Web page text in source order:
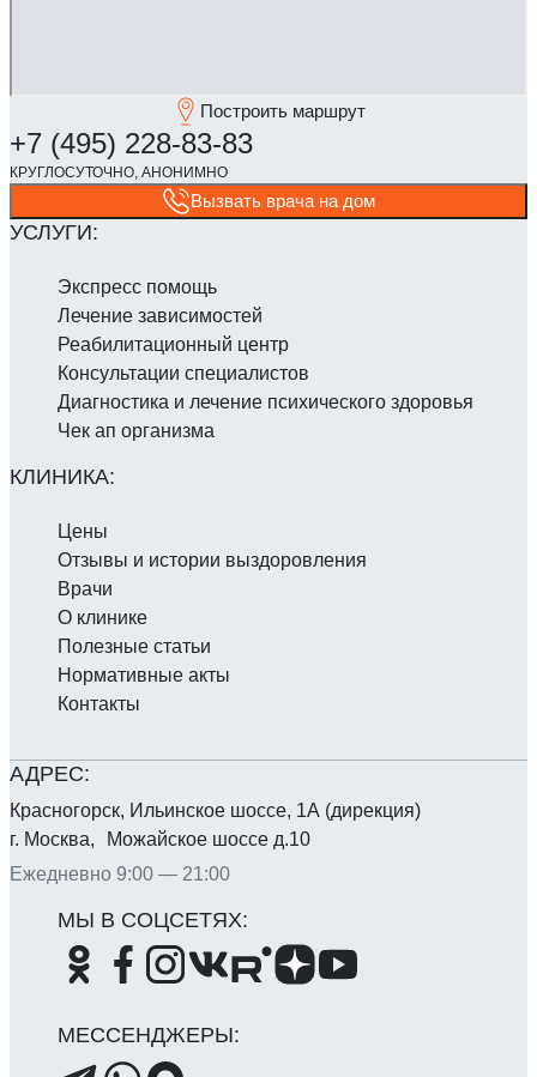
Построить маршрут
Вызвать врача на дом
Красногорск, Ильинское шоссе, 1А (дирекция)
г. Москва, Можайское шоссе д.10
Ежедневно 9:00 — 21:00
Экспресс помощь
Лечение зависимостей
Реабилитаци­онный центр
Консультации специалистов
Диагностика и лечение психического здоровья
Чек ап организма
Цены
Отзывы и истории выздоровления
Врачи
О клинике
Полезные статьи
Нормативные акты
Контакты